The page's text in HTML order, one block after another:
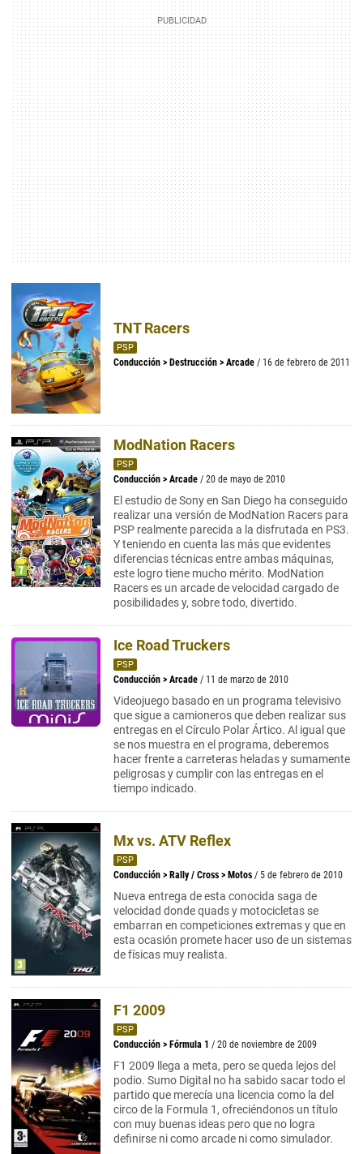
TNT Racers
PSP
Conducción > Destrucción > Arcade / 16 de febrero de 2011
ModNation Racers
PSP
Conducción > Arcade / 20 de mayo de 2010
El estudio de Sony en San Diego ha conseguido
realizar una versión de ModNation Racers para
PSP realmente parecida a la disfrutada en PS3.
Y teniendo en cuenta las más que evidentes
diferencias técnicas entre ambas máquinas,
este logro tiene mucho mérito. ModNation
Racers es un arcade de velocidad cargado de
posibilidades y, sobre todo, divertido.
Ice Road Truckers
PSP
Conducción > Arcade / 11 de marzo de 2010
Videojuego basado en un programa televisivo
que sigue a camioneros que deben realizar sus
entregas en el Círculo Polar Ártico. Al igual que
se nos muestra en el programa, deberemos
hacer frente a carreteras heladas y sumamente
peligrosas y cumplir con las entregas en el
tiempo indicado.
Mx vs. ATV Reflex
PSP
Conducción > Rally / Cross > Motos / 5 de febrero de 2010
Nueva entrega de esta conocida saga de
velocidad donde quads y motocicletas se
embarran en competiciones extremas y que en
esta ocasión promete hacer uso de un sistemas
de físicas muy realista.
F1 2009
PSP
Conducción > Fórmula 1 / 20 de noviembre de 2009
F1 2009 llega a meta, pero se queda lejos del
podio. Sumo Digital no ha sabido sacar todo el
partido que merecía una licencia como la del
circo de la Formula 1, ofreciéndonos un título
con muy buenas ideas pero que no logra
definirse ni como arcade ni como simulador.